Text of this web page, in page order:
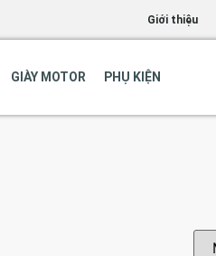
Giới thiệu
GIÀY MOTOR PHỤ KIỆN